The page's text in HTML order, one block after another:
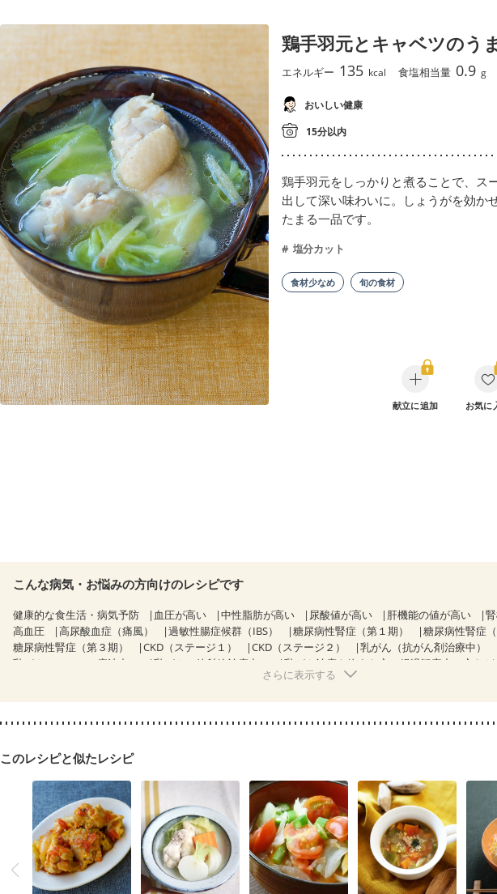
鶏手羽元とキャベツのう
エネルギー 135 kcal 食塩相当量 0.9 g
おいしい健康
15分以内
鶏手羽元をしっかりと煮ることで、ス
出して深い味わいに。しょうがを効か
たまる一品です。
塩分カット
食材少なめ 旬の食材
献立に追加 お気に
こんな病気・お悩みの方向けのレシピです
健康的な食生活・病気予防 血圧が高い 中性脂肪が高い 尿酸値が高い 肝機能の値が高い
高血圧
高尿酸血症（痛風） 過敏性腸症候群（IBS） 糖尿病性腎症（第１期）
糖尿病性腎症
糖尿病性腎症（第３期）
CKD（ステージ１） CKD（ステージ２）
乳がん（抗がん剤治療中）
乳がん（ホルモン療法中）
乳がん（放射線治療中） 乳がん治療を終えた方・経過観察中の方など
妊婦健診・体重増加が気になる（初期）
妊婦健診・血圧が気になる（初
貧血対策
ニキビ・肌荒れ 妊活中 更年期
さらに表示する
このレシピと似たレシピ